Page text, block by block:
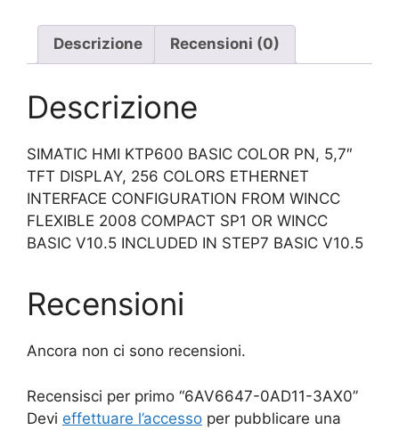
Descrizione Recensioni (0)
Descrizione
SIMATIC HMI KTP600 BASIC COLOR PN, 5,7″
TFT DISPLAY, 256 COLORS ETHERNET
INTERFACE CONFIGURATION FROM WINCC
FLEXIBLE 2008 COMPACT SP1 OR WINCC
BASIC V10.5 INCLUDED IN STEP7 BASIC V10.5
Recensioni
Ancora non ci sono recensioni.
Recensisci per primo “6AV6647-0AD11-3AX0”
Devi effettuare l’accesso per pubblicare una